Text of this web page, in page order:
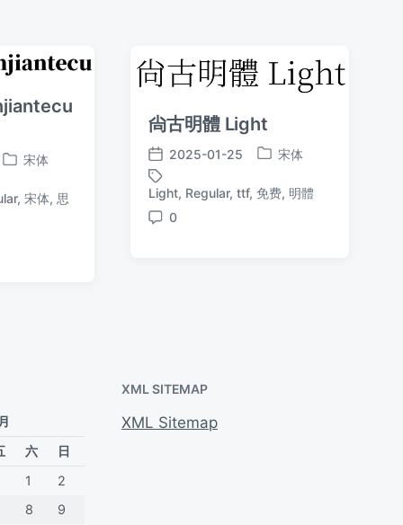
发
于
宋体
,宋体, 思
尙古明體 Light
发
布
日
期
2025-01-25
发
于
宋体
标
签
Light, Regular,ttf, 免费, 明體
评
0
六
日
1
2
8 9
XML SITEMAP
XML Sitemap